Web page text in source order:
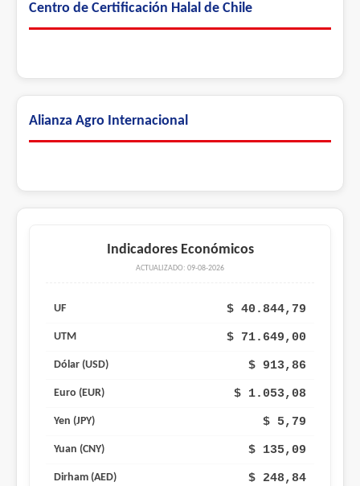
Centro de Certificación Halal de Chile
Alianza Agro Internacional
Indicadores Económicos
ACTUALIZADO: 09-08-2026
UF $ 40.844,79
UTM $ 71.649,00
Dólar (USD) $ 913,86
Euro (EUR) $ 1.053,08
Yen (JPY) $ 5,79
Yuan (CNY) $ 135,09
Dirham (AED) $ 248,84